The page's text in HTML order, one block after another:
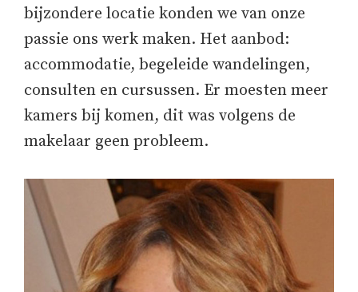
bijzondere locatie konden we van onze
passie ons werk maken. Het aanbod:
accommodatie, begeleide wandelingen,
consulten en cursussen. Er moesten meer
kamers bij komen, dit was volgens de
makelaar geen probleem.